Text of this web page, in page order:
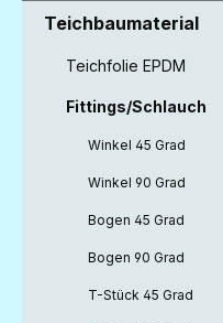
Teichbaumaterial
Teichfolie EPDM
Fittings/Schlauch
Winkel 45 Grad
Winkel 90 Grad
Bogen 45 Grad
Bogen 90 Grad
T-Stück 45 Grad